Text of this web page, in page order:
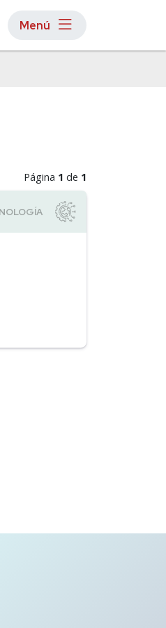
Menú
Página 1 de 1